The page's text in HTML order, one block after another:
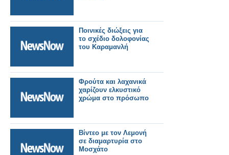
Ποινικές διώξεις για
το σχέδιο δολοφονίας
του Καραμανλή
Φρούτα και λαχανικά
χαρίζουν ελκυστικό
χρώμα στο πρόσωπο
Βίντεο με τον Λεμονή
σε διαμαρτυρία στο
Μοσχάτο